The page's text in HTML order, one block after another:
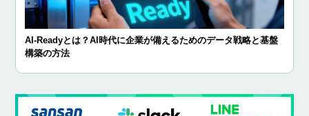
AI-Readyとは？AI時代に企業が備えるためのデータ戦略と基盤
構築の方法